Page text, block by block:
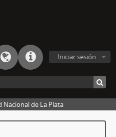
Iniciar sesión
Nacional de La Plata